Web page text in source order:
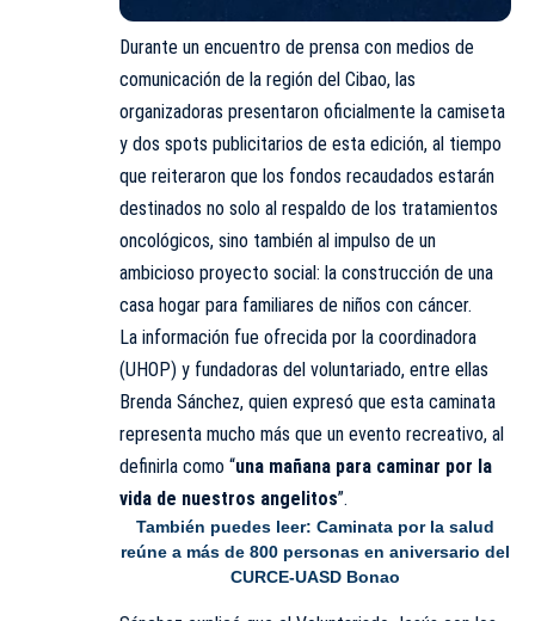
Durante un encuentro de prensa con medios de
comunicación de la región del Cibao, las
organizadoras presentaron oficialmente la camiseta
y dos spots publicitarios de esta edición, al tiempo
que reiteraron que los fondos recaudados estarán
destinados no solo al respaldo de los tratamientos
oncológicos, sino también al impulso de un
ambicioso proyecto social: la construcción de una
casa hogar para familiares de niños con cáncer.
La información fue ofrecida por la coordinadora
(UHOP) y fundadoras del voluntariado, entre ellas
Brenda Sánchez, quien expresó que esta caminata
representa mucho más que un evento recreativo, al
definirla como “una mañana para caminar por la
vida de nuestros angelitos”.
También puedes leer: Caminata por la salud
reúne a más de 800 personas en aniversario del
CURCE-UASD Bonao